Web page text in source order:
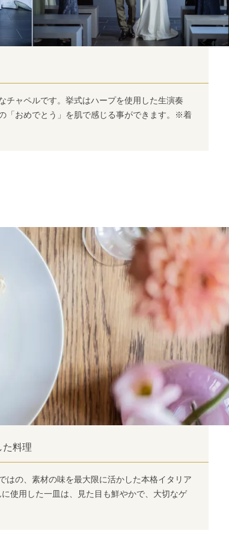
チャペルです。挙式はハープを使用した生演奏
「おめでとう」を肌で感じる事ができます。※着
た料理
はの、素材の味を最大限に活かした本格イタリア
使用した一皿は、見た目も鮮やかで、大切なゲ